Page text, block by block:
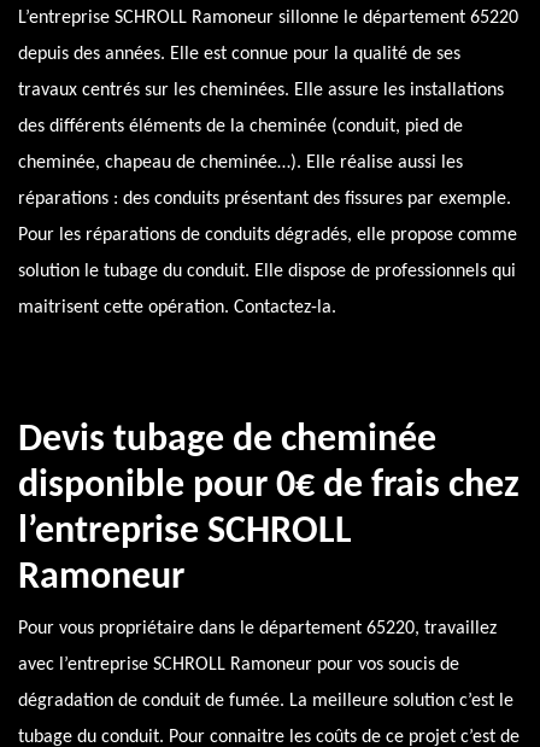
L’entreprise SCHROLL Ramoneur sillonne le département 65220
depuis des années. Elle est connue pour la qualité de ses
travaux centrés sur les cheminées. Elle assure les installations
des différents éléments de la cheminée (conduit, pied de
cheminée, chapeau de cheminée…). Elle réalise aussi les
réparations : des conduits présentant des fissures par exemple.
Pour les réparations de conduits dégradés, elle propose comme
solution le tubage du conduit. Elle dispose de professionnels qui
maitrisent cette opération. Contactez-la.
Devis tubage de cheminée
disponible pour 0€ de frais chez
l’entreprise SCHROLL
Ramoneur
Pour vous propriétaire dans le département 65220, travaillez
avec l’entreprise SCHROLL Ramoneur pour vos soucis de
dégradation de conduit de fumée. La meilleure solution c’est le
tubage du conduit. Pour connaitre les coûts de ce projet c’est de